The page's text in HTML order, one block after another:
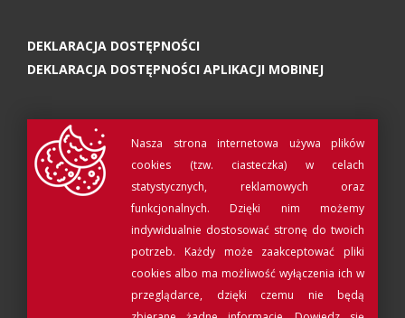
DEKLARACJA DOSTĘPNOŚCI
DEKLARACJA DOSTĘPNOŚCI APLIKACJI MOBINEJ
© Muzeum Archeologiczne w Poznaniu 2017
Projekt i realizacja:QRtag
Nasza strona internetowa używa plików
cookies (tzw. ciasteczka) w celach
statystycznych, reklamowych oraz
funkcjonalnych. Dzięki nim możemy
indywidualnie dostosować stronę do twoich
potrzeb. Każdy może zaakceptować pliki
cookies albo ma możliwość wyłączenia ich w
przeglądarce, dzięki czemu nie będą